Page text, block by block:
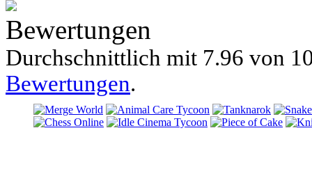
Bewertungen
Durchschnittlich mit 7.96 von
Bewertungen.